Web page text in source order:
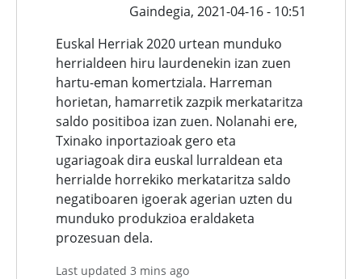
Gaindegia, 2021-04-16 - 10:51
Euskal Herriak 2020 urtean munduko
herrialdeen hiru laurdenekin izan zuen
hartu-eman komertziala. Harreman
horietan, hamarretik zazpik merkataritza
saldo positiboa izan zuen. Nolanahi ere,
Txinako inportazioak gero eta
ugariagoak dira euskal lurraldean eta
herrialde horrekiko merkataritza saldo
negatiboaren igoerak agerian uzten du
munduko produkzioa eraldaketa
prozesuan dela.
Last updated 3 mins ago